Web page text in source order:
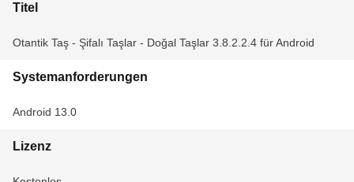
Titel
Otantik Taş - Şifalı Taşlar - Doğal Taşlar 3.8.2.2.4 für Android
Systemanforderungen
Android 13.0
Lizenz